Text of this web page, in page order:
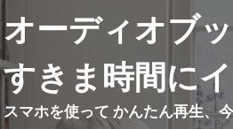
オーディオブ
すきま時間に
スマホを使って かんたん再生、